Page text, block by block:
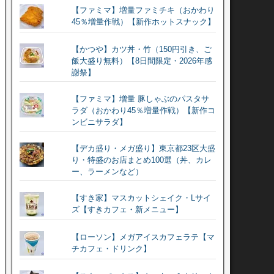
【ファミマ】増量ファミチキ（おかわり
45％増量作戦）【新作ホットスナック】
【かつや】カツ丼・竹（150円引き、ご
飯大盛り無料）【8日間限定・2026年感
謝祭】
【ファミマ】増量 豚しゃぶのパスタサ
ラダ（おかわり45％増量作戦）【新作コ
ンビニサラダ】
【デカ盛り・メガ盛り】東京都23区大盛
り・特盛のお店まとめ100選（丼、カレ
ー、ラーメンなど）
【すき家】マスカットシェイク・Lサイ
ズ【すきカフェ・新メニュー】
【ローソン】メガアイスカフェラテ【マ
チカフェ・ドリンク】